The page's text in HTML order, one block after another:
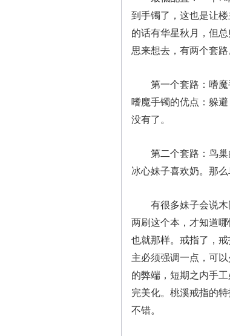
到手镯了，这也是让
的话有华星秋月，但
思来想去，有两个套路
第一个套路：嗜魔手
嗜魔手镯的优点：躲
没有了。
第二个套路：鸟巢
冰心妹子喜欢奶。那
有很多妹子会说木
两刷这个本，才知道
也就那样。戒指了，
主必须强调一点，可
的弊端，短期之内手
完美化。桃溪戒指的
不错。